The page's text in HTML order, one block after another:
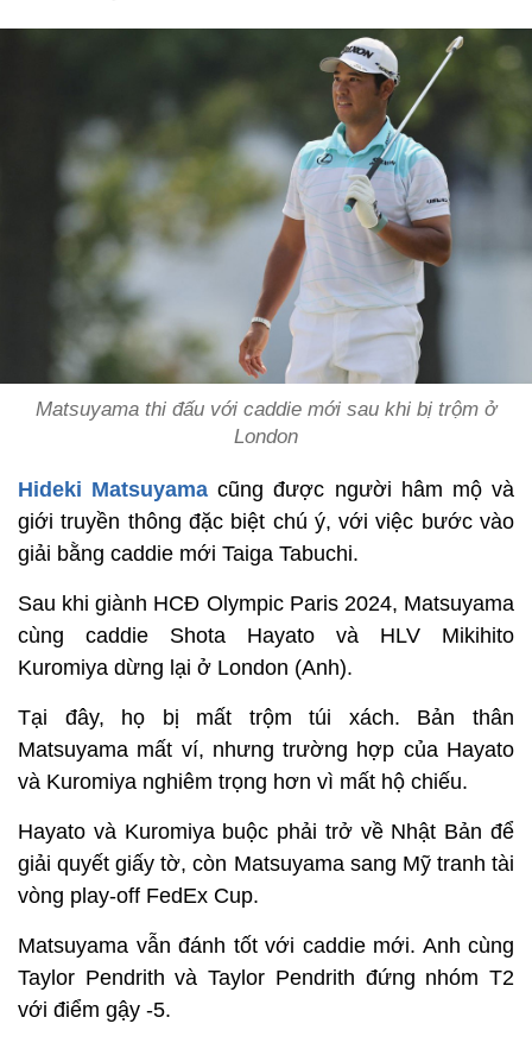
Matsuyama thi đấu với caddie mới sau khi bị trộm ở
London
Hideki Matsuyama cũng được người hâm mộ và
giới truyền thông đặc biệt chú ý, với việc bước vào
giải bằng caddie mới Taiga Tabuchi.
Sau khi giành HCĐ Olympic Paris 2024, Matsuyama
cùng caddie Shota Hayato và HLV Mikihito
Kuromiya dừng lại ở London (Anh).
Tại đây, họ bị mất trộm túi xách. Bản thân
Matsuyama mất ví, nhưng trường hợp của Hayato
và Kuromiya nghiêm trọng hơn vì mất hộ chiếu.
Hayato và Kuromiya buộc phải trở về Nhật Bản để
giải quyết giấy tờ, còn Matsuyama sang Mỹ tranh tài
vòng play-off FedEx Cup.
Matsuyama vẫn đánh tốt với caddie mới. Anh cùng
Taylor Pendrith và Taylor Pendrith đứng nhóm T2
với điểm gậy -5.